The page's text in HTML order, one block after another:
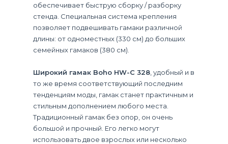
обеспечивает быструю сборку / разборку
стенда. Специальная система крепления
позволяет подвешивать гамаки различной
длины: от одноместных (330 см) до больших
семейных гамаков (380 см).
Широкий гамак Boho HW-C 328 , удобный и в
то же время соответствующий последним
тенденциям моды, гамак станет практичным и
стильным дополнением любого места.
Традиционный гамак без опор, он очень
большой и прочный. Его легко могут
использовать двое взрослых или несколько